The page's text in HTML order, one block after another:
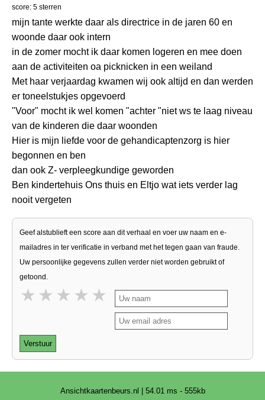
score: 5 sterren
mijn tante werkte daar als directrice in de jaren 60 en
woonde daar ook intern
in de zomer mocht ik daar komen logeren en mee doen
aan de activiteiten oa picknicken in een weiland
Met haar verjaardag kwamen wij ook altijd en dan werden
er toneelstukjes opgevoerd
"Voor" mocht ik wel komen "achter "niet ws te laag niveau
van de kinderen die daar woonden
Hier is mijn liefde voor de gehandicaptenzorg is hier
begonnen en ben
dan ook Z- verpleegkundige geworden
Ben kindertehuis Ons thuis en Eltjo wat iets verder lag
nooit vergeten
Geef alstublieft een score aan dit verhaal en voer uw naam en e-
mailadres in ter verificatie in verband met het tegen gaan van fraude.
Uw persoonlijke gegevens zullen verder niet worden gebruikt of
getoond.
5 stars
4 stars
3 stars
2 stars
1 star
Verstuur
Ansichtkaartenbeurs.nl | 54.01 ms - 555kb